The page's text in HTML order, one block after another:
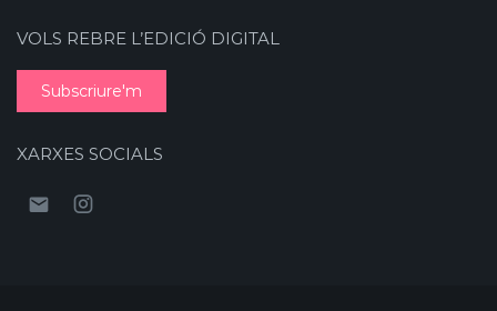
VOLS REBRE L’EDICIÓ DIGITAL
Subscriure'm
XARXES SOCIALS